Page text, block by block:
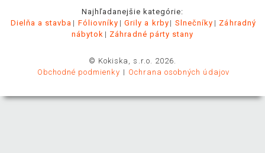
Najhľadanejšie kategórie:
Dielňa a stavba
Fóliovníky Grily a krby Slnečníky
Záhradný
nábytok
Záhradné párty stany
© Kokiska, s.r.o. 2026.
Obchodné podmienky
Ochrana osobných údajov